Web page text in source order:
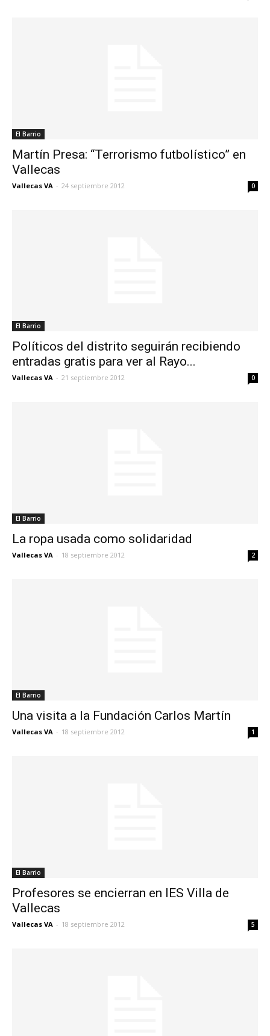
El Barrio
Martín Presa: “Terrorismo futbolístico” en
Vallecas
Vallecas VA - 24 septiembre 2012 0
El Barrio
Políticos del distrito seguirán recibiendo
entradas gratis para ver al Rayo...
Vallecas VA - 21 septiembre 2012 0
El Barrio
La ropa usada como solidaridad
Vallecas VA - 18 septiembre 2012 2
El Barrio
Una visita a la Fundación Carlos Martín
Vallecas VA - 18 septiembre 2012 1
El Barrio
Profesores se encierran en IES Villa de
Vallecas
Vallecas VA - 18 septiembre 2012 5